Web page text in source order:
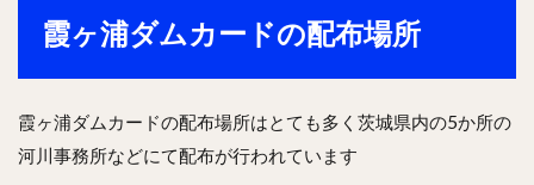
霞ヶ浦ダムカードの配布場所
霞ヶ浦ダムカードの配布場所はとても多く茨城県内の5か所の
河川事務所などにて配布が行われています